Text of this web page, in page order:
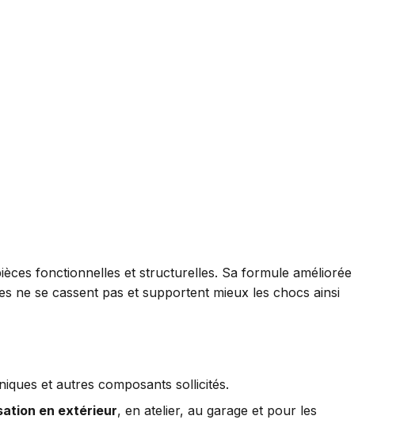
fonctionnelles et structurelles. Sa formule améliorée
ne se cassent pas et supportent mieux les chocs ainsi
et autres composants sollicités.
en extérieur, en atelier, au garage et pour les